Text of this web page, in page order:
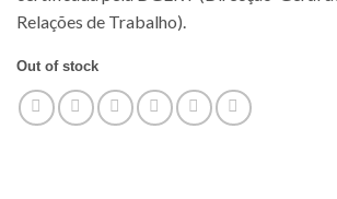
Relações de Trabalho).
Out of stock